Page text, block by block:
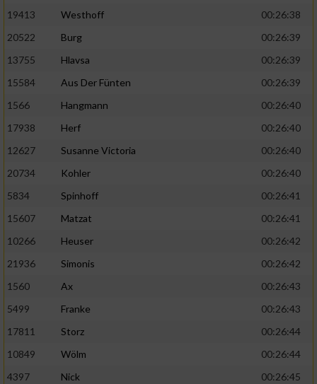
19413
Westhoff
00:26:38
20522
Burg
00:26:39
13755
Hlavsa
00:26:39
15584
Aus Der Fünten
00:26:39
1566
Hangmann
00:26:40
17938
Herf
00:26:40
12627
Susanne Victoria
00:26:40
20734
Kohler
00:26:40
5834
Spinhoff
00:26:41
15607
Matzat
00:26:41
10266
Heuser
00:26:42
21936
Simonis
00:26:42
1560
Ax
00:26:43
5499
Franke
00:26:43
17811
Storz
00:26:44
10849
Wölm
00:26:44
4397
Nick
00:26:45